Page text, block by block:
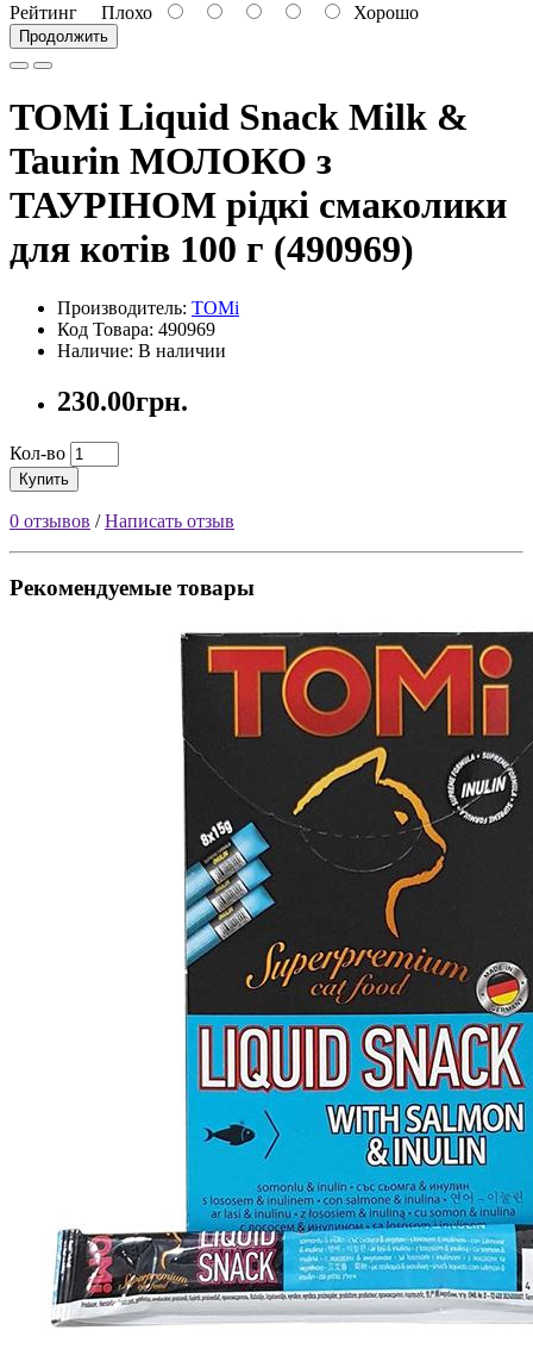
Рейтинг Плохо Хорошо
Продолжить
TOMi Liquid Snack Milk &
Taurin МОЛОКО з
ТАУРІНОМ рідкі смаколики
для котів 100 г (490969)
Производитель: TOMi
Код Товара: 490969
Наличие: В наличии
230.00грн.
Кол-во
Купить
0 отзывов /Написать отзыв
Рекомендуемые товары